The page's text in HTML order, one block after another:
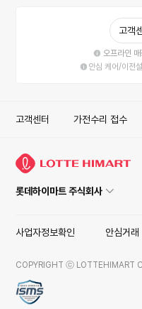
고객
오프라인
안심 케어/이전
고객센터 가전수리 접수
롯데하이마트 주식회사
사업자정보확인 안심거래
COPYRIGHT ⓒ LOTTEHIMART
ISMS